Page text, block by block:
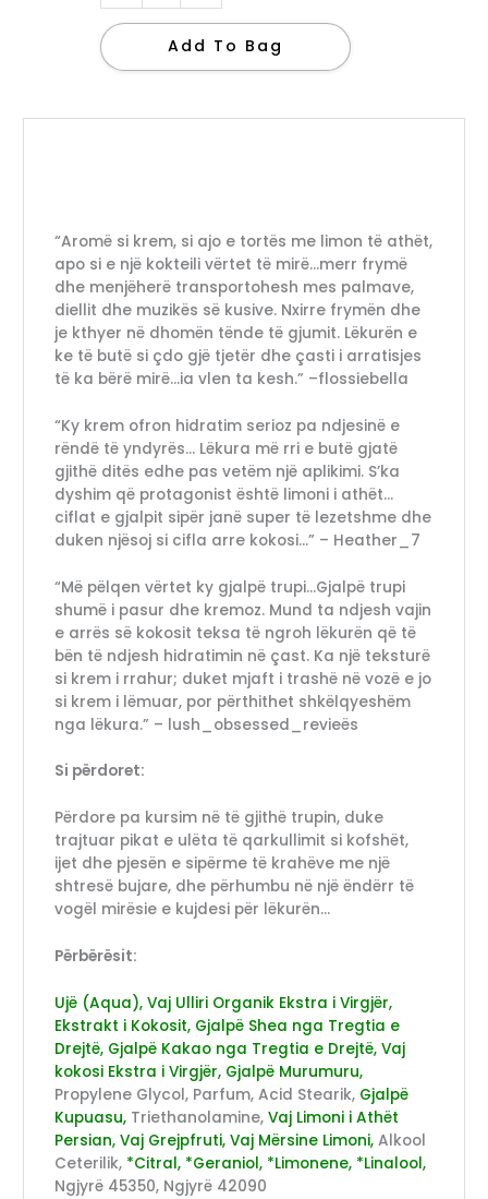
Add To Bag
“Aromë si krem, si ajo e tortës me limon të athët,
apo si e një kokteili vërtet të mirë…merr frymë
dhe menjëherë transportohesh mes palmave,
diellit dhe muzikës së kusive. Nxirre frymën dhe
je kthyer në dhomën tënde të gjumit. Lëkurën e
ke të butë si çdo gjë tjetër dhe çasti i arratisjes
të ka bërë mirë…ia vlen ta kesh.” –flossiebella
“Ky krem ofron hidratim serioz pa ndjesinë e
rëndë të yndyrës… Lëkura më rri e butë gjatë
gjithë ditës edhe pas vetëm një aplikimi. S’ka
dyshim që protagonist është limoni i athët…
ciflat e gjalpit sipër janë super të lezetshme dhe
duken njësoj si cifla arre kokosi…” – Heather_7
“Më pëlqen vërtet ky gjalpë trupi…Gjalpë trupi
shumë i pasur dhe kremoz. Mund ta ndjesh vajin
e arrës së kokosit teksa të ngroh lëkurën që të
bën të ndjesh hidratimin në çast. Ka një teksturë
si krem i rrahur; duket mjaft i trashë në vozë e jo
si krem i lëmuar, por përthithet shkëlqyeshëm
nga lëkura.” – lush_obsessed_revieës
Si përdoret:
Përdore pa kursim në të gjithë trupin, duke
trajtuar pikat e ulëta të qarkullimit si kofshët,
ijet dhe pjesën e sipërme të krahëve me një
shtresë bujare, dhe përhumbu në një ëndërr të
vogël mirësie e kujdesi për lëkurën…
Përbërësit:
Ujë (Aqua), Vaj Ulliri Organik Ekstra i Virgjër,
Ekstrakt i Kokosit, Gjalpë Shea nga Tregtia e
Drejtë, Gjalpë Kakao nga Tregtia e Drejtë, Vaj
kokosi Ekstra i Virgjër, Gjalpë Murumuru,
Propylene Glycol, Parfum, Acid Stearik, Gjalpë
Kupuasu,Triethanolamine, Vaj Limoni i Athët
Persian, Vaj Grejpfruti, Vaj Mërsine Limoni,Alkool
Ceterilik, *Citral, *Geraniol, *Limonene, *Linalool,
Ngjyrë 45350, Ngjyrë 42090